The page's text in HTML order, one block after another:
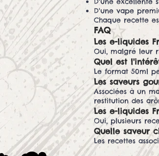
D'une vape
Chaque recette
FAQ
Les e-liquides
Oui, malgré leur
Quel est
Le format 50ml
Les saveurs
Associées à un
restitution des
Les e-liquides
Oui, plusieurs
Quelle saveur
Les recettes